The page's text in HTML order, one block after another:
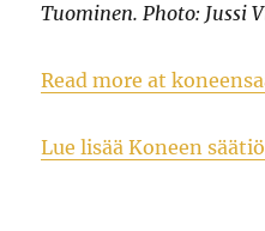
Tuominen. Photo: Jussi
Read more at
Lue lisää Koneen